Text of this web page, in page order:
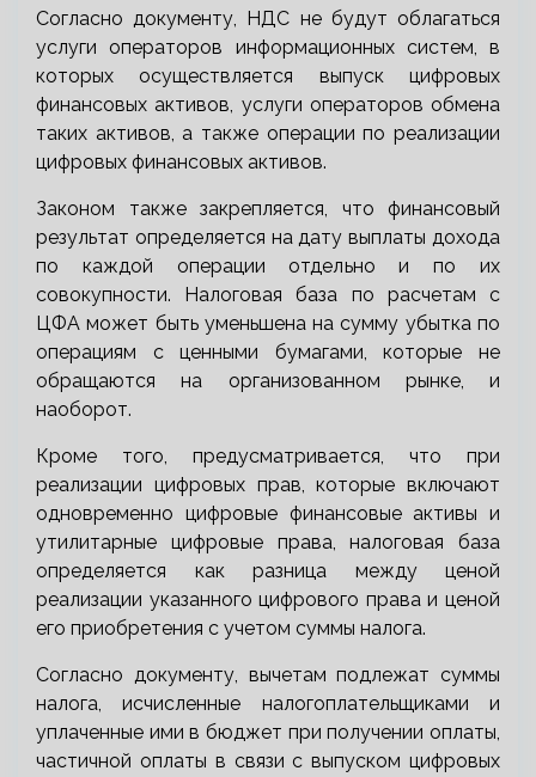
Согласно документу, НДС не будут облагаться
услуги операторов информационных систем, в
которых осуществляется выпуск цифровых
финансовых активов, услуги операторов обмена
таких активов, а также операции по реализации
цифровых финансовых активов.
Законом также закрепляется, что финансовый
результат определяется на дату выплаты дохода
по каждой операции отдельно и по их
совокупности. Налоговая база по расчетам с
ЦФА может быть уменьшена на сумму убытка по
операциям с ценными бумагами, которые не
обращаются на организованном рынке, и
наоборот.
Кроме того, предусматривается, что при
реализации цифровых прав, которые включают
одновременно цифровые финансовые активы и
утилитарные цифровые права, налоговая база
определяется как разница между ценой
реализации указанного цифрового права и ценой
его приобретения с учетом суммы налога.
Согласно документу, вычетам подлежат суммы
налога, исчисленные налогоплательщиками и
уплаченные ими в бюджет при получении оплаты,
частичной оплаты в связи с выпуском цифровых